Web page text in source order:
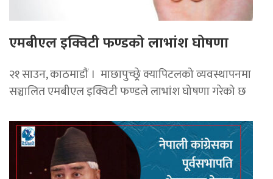
एमबीएल इक्विटी फण्डको लाभांश घोषणा
२१ साउन, काठमाडाैं । माछापुच्छ्र्रे क्यापिटलको व्यवस्थापनमा
सञ्चालित एमबीएल इक्विटी फण्डले लाभांश घोषणा गरेको छ